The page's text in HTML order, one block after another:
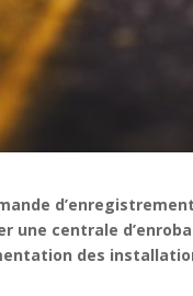
d’enregistrement
une centrale
des